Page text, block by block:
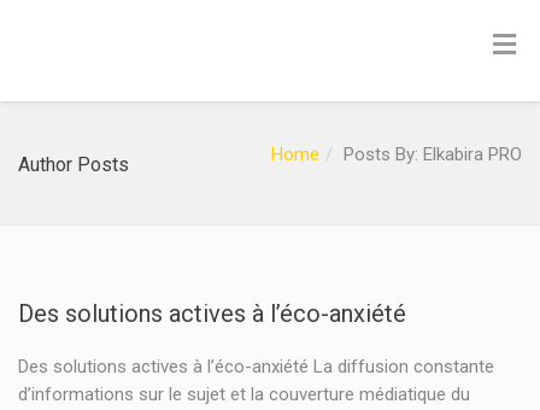
Author Posts Home Posts By: Elkabira PRO
Des solutions actives à l’éco-anxiété
Des solutions actives à l’éco-anxiété La diffusion constante
d’informations sur le sujet et la couverture médiatique du